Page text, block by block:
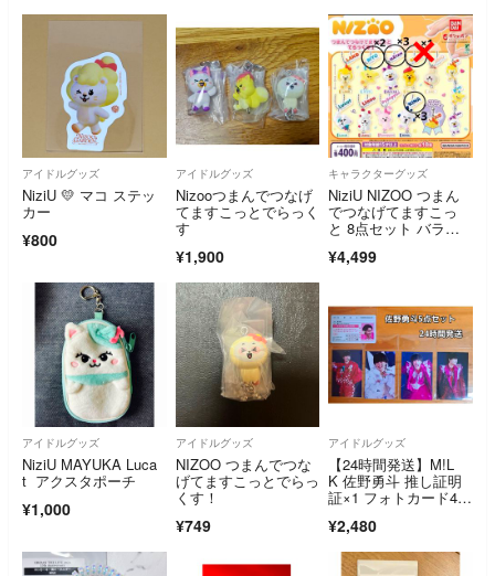
アイドルグッズ
NiziU 💛 マコ ステッ
カー
¥800
アイドルグッズ
Nizooつまんでつなげ
てますこっとでらっく
す
¥1,900
キャラクターグッズ
NiziU NIZOO つまん
でつなげてますこっ
と 8点セット バラ売
ー ガチャ リチュ リ
¥4,499
アイドルグッズ
NiziU MAYUKA Luca
t アクスタポーチ
¥1,000
アイドルグッズ
NIZOO つまんでつな
げてますこっとでらっ
くす！
¥749
アイドルグッズ
【24時間発送】M!L
K 佐野勇斗 推し証明
証×1 フォトカード4
¥2,480